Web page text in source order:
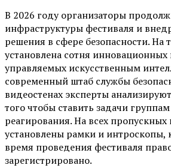
В 2026 году организаторы
инфраструктуры фестиваля и
решения в сфере безопасности. На
установлена сотня
управляемых искусственным
современный штаб службы
видеостенах эксперты
того чтобы ставить задачи
реагирования. На всех пропускных
установлены рамки и интроскопы,
время проведения фестиваля
зарегистрировано.